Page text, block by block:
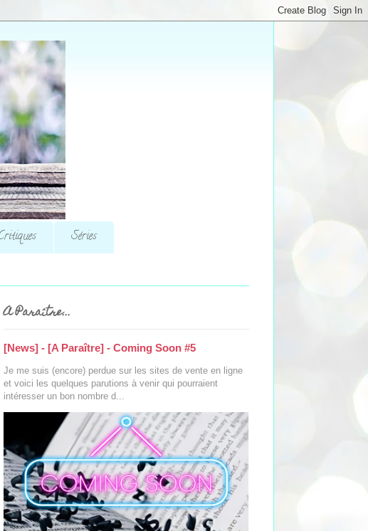
Séries
A Paraître...
[News] - [A Paraître] - Coming Soon #5
Je me suis (encore) perdue sur les sites de vente en ligne
et voici les quelques parutions à venir qui pourraient
intéresser un bon nombre d...